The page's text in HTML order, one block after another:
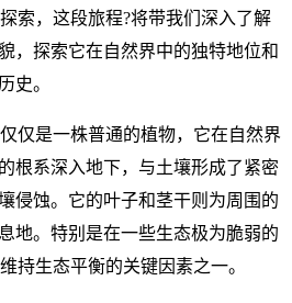
索，这段旅程?将带我们深入了解
，探索它在自然界中的独特地位和
史。
仅是一株普通的植物，它在自然界
根系深入地下，与土壤形成了紧密
侵蚀。它的叶子和茎干则为周围的
地。特别是在一些生态极为脆弱的
持生态平衡的关键因素之一。